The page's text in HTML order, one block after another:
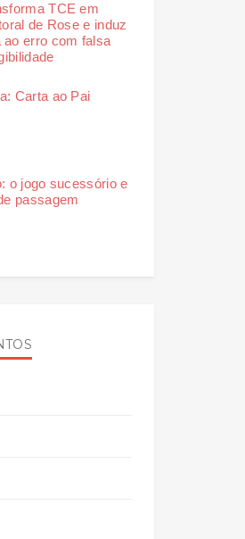
TCE em
de Rose e induz
ao erro com falsa
Carta ao Pai
o jogo sucessório e
passagem